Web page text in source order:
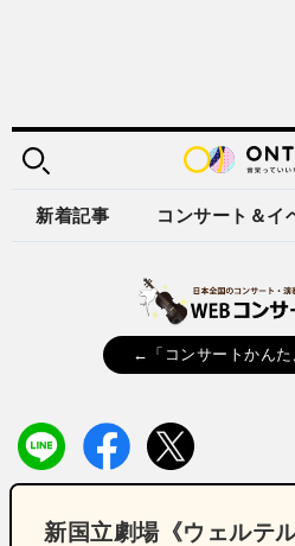
新着記事 コンサート＆イ
←「コンサートかんた
新国立劇場《ウェルテル